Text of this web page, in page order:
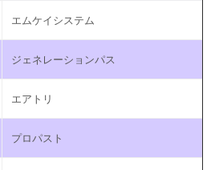
エムケイシステム
ジェネレーションパス
エアトリ
プロパスト